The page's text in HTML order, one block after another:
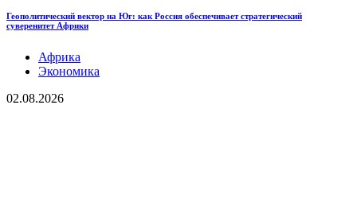
Геополитический вектор на Юг: как Россия обеспечивает стратегический
суверенитет Африки
Африка
Экономика
02.08.2026